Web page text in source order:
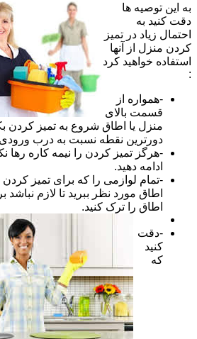
به این توصیه ها
دقت کنید به
احتمال زیاد در تمیز
کردن منزل از آنها
استفاده خواهید کرد
:
-همواره از
قسمت بالای
منزل یا اطاق شروع به تمیز کردن
دورترین نقطه نسبت به درب
-هرگز تمیز کردن را نیمه کاره رها
ادامه دهید.
-تمام لوازمی را که برای تمیز کردن
اطاق مورد نظر ببرید تا لازم نباشد
اطاق را ترک کنید.
-دقت
کنید
که